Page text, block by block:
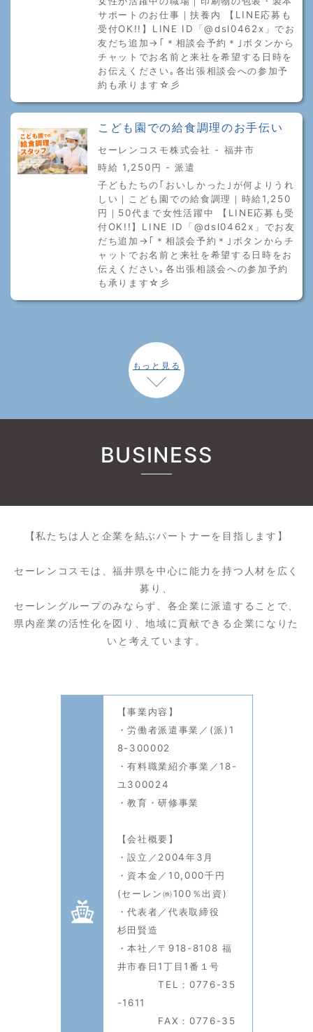
サポートのお仕事｜扶養内 【LINE応募も
受付OK!!】LINE ID「@dsl0462x」でお
友だち追加→｢＊相談会予約＊｣ボタンから
チャットでお名前と来社を希望する日時を
お伝えください｡各出張相談会への参加予
約も承ります☆彡
こども園での給食調理のお手伝い
セーレンコスモ株式会社 - 福井市
時給 1,250円 - 派遣
子どもたちの｢おいしかった｣が何よりうれ
しい｜こども園での給食調理｜時給1,250
円｜50代まで女性活躍中 【LINE応募も受
付OK!!】LINE ID「@dsl0462x」でお友
だち追加→｢＊相談会予約＊｣ボタンからチ
ャットでお名前と来社を希望する日時をお
伝えください｡各出張相談会への参加予約
も承ります☆彡
もっと見る
BUSINESS
【私たちは人と企業を結ぶパートナーを目指します】
セーレンコスモは、福井県を中心に能力を持つ人材を広く
募り、
セーレングループのみならず、各企業に派遣することで、
県内産業の活性化を図り、地域に貢献できる企業になりた
いと考えています。
【事業内容】
・労働者派遣事業／(派)1
8-300002
・有料職業紹介事業／18-
ユ300024
・教育・研修事業
【会社概要】
・設立／2004年3月
・資本金／10,000千円
(セーレン㈱100％出資)
・代表者／代表取締役
杉田賢造
・本社／〒918-8108 福
井市春日1丁目1番１号
TEL：0776-35
-1611
FAX：0776-35